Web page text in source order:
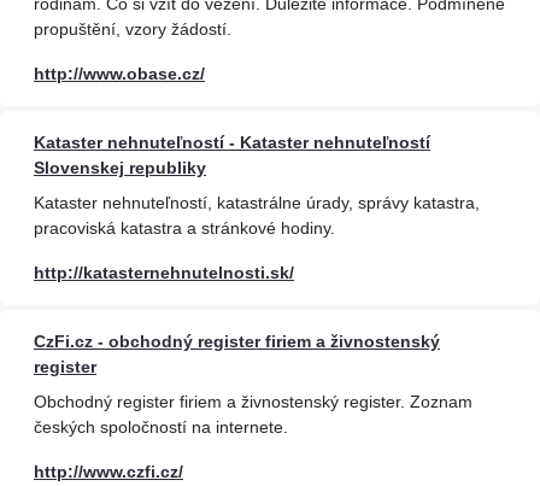
propuštění, vzory žádostí.
http://www.obase.cz/
Kataster nehnuteľností - Kataster nehnuteľností
Slovenskej republiky
Kataster nehnuteľností, katastrálne úrady, správy katastra,
pracoviská katastra a stránkové hodiny.
http://katasternehnutelnosti.sk/
CzFi.cz - obchodný register firiem a živnostenský
register
Obchodný register firiem a živnostenský register. Zoznam
českých spoločností na internete.
http://www.czfi.cz/